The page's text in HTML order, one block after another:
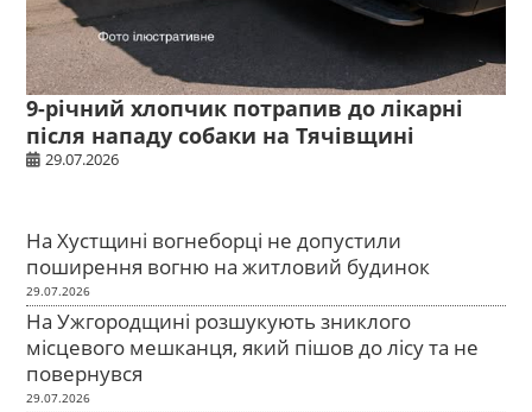
9-річний хлопчик потрапив до лікарні
після нападу собаки на Тячівщині
29.07.2026
На Хустщині вогнеборці не допустили
поширення вогню на житловий будинок
29.07.2026
На Ужгородщині розшукують зниклого
місцевого мешканця, який пішов до лісу та не
повернувся
29.07.2026